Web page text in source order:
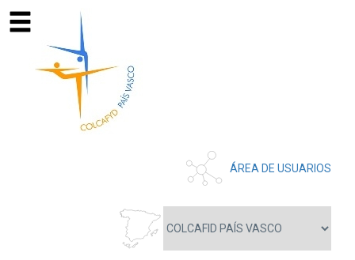
ÁREA DE USUARIOS